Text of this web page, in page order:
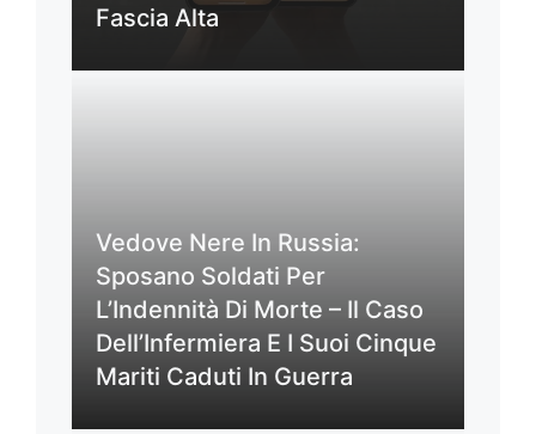
Fascia Alta
Vedove Nere In Russia:
Sposano Soldati Per
L’Indennità Di Morte – Il Caso
Dell’Infermiera E I Suoi Cinque
Mariti Caduti In Guerra